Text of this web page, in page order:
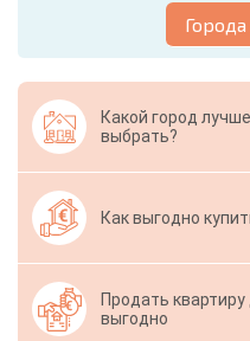
Какой город лучше
выбрать?
Как выгодно
Продать
выгодно